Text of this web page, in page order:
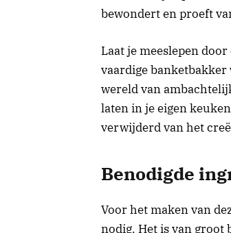
bewondert en proeft
Laat je meeslepen
vaardige banketbakker
wereld van
laten in je eigen
verwijderd van het
Benodigde
Voor het maken van
nodig. Het is van groot